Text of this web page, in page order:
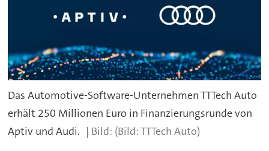
Das Automotive-Software-Unternehmen TTTech Auto
erhält 250 Millionen Euro in Finanzierungsrunde von
Aptiv und Audi.
(Bild: TTTech Auto)